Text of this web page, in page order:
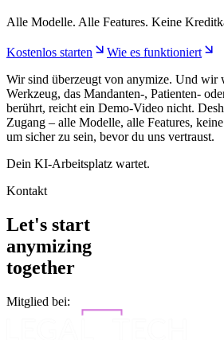
Alle Modelle. Alle Features. Keine
Kostenlos starten
Wie es funktioniert
Wir sind überzeugt von anymize. Und wir
Werkzeug, das Mandanten-, Patienten-
berührt, reicht ein Demo-Video nicht.
Zugang – alle Modelle, alle Features,
um sicher zu sein, bevor du uns vertraust.
Dein KI-Arbeitsplatz wartet.
Kontakt
Let's start
anymizing
together
Mitglied bei: